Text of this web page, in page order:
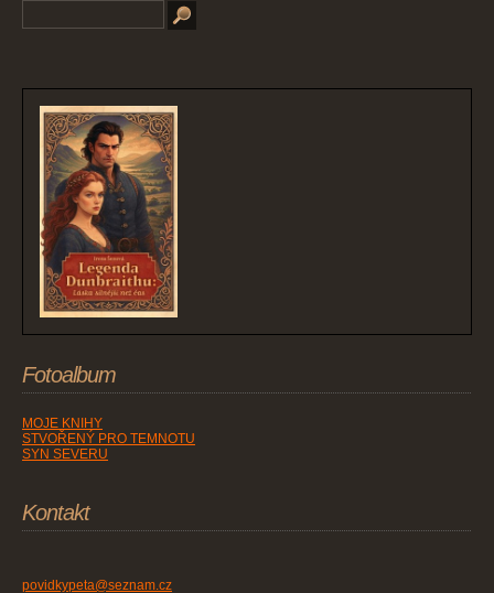
Fotoalbum
MOJE KNIHY
STVOŘENÝ PRO TEMNOTU
SYN SEVERU
Kontakt
povidkypeta@seznam.cz